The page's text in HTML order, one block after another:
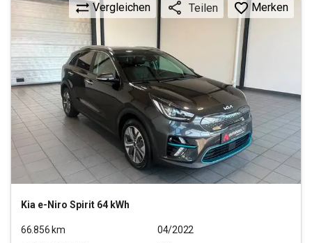
Kia e-Niro Spirit 64 kWh
Vergleichen Teilen Merken
66.856 km
04/2022